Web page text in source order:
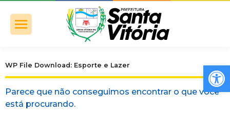
WP File Download: Esporte e Lazer
Parece que não conseguimos encontrar o que você
está procurando.